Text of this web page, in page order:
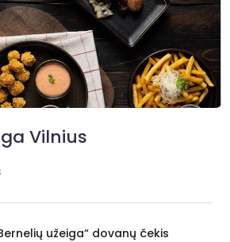
Vilnius
užeiga“ dovanų čekis